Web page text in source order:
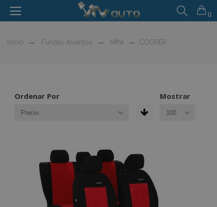
0
Inicio Fundas Asientos MINI COOPER
Ordenar Por Mostrar